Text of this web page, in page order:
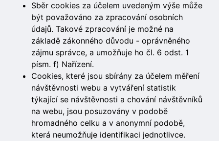
Sběr cookies za účelem uvedeným výše může
být považováno za zpracování osobních
údajů. Takové zpracování je možné na
základě zákonného důvodu - oprávněného
zájmu správce, a umožňuje ho čl. 6 odst. 1
písm. f) Nařízení.
Cookies, které jsou sbírány za účelem měření
návštěvnosti webu a vytváření statistik
týkající se návštěvnosti a chování návštěvníků
na webu, jsou posuzovány v podobě
hromadného celku a v anonymní podobě,
která neumožňuje identifikaci jednotlivce.